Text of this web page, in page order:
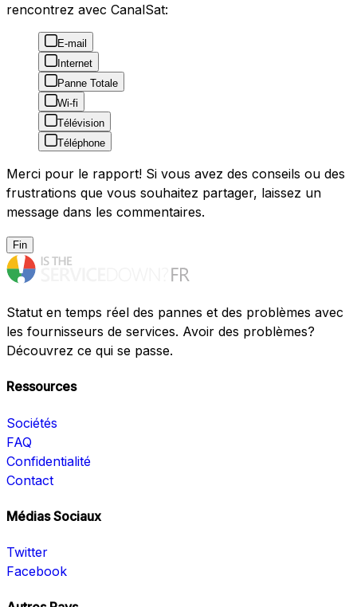
rencontrez avec CanalSat:
E-mail
Internet
Panne Totale
Wi-fi
Télévision
Téléphone
Merci pour le rapport! Si vous avez des conseils ou des
frustrations que vous souhaitez partager, laissez un
message dans les commentaires.
Fin
Statut en temps réel des pannes et des problèmes avec
les fournisseurs de services. Avoir des problèmes?
Découvrez ce qui se passe.
Ressources
Sociétés
FAQ
Confidentialité
Contact
Médias Sociaux
Twitter
Facebook